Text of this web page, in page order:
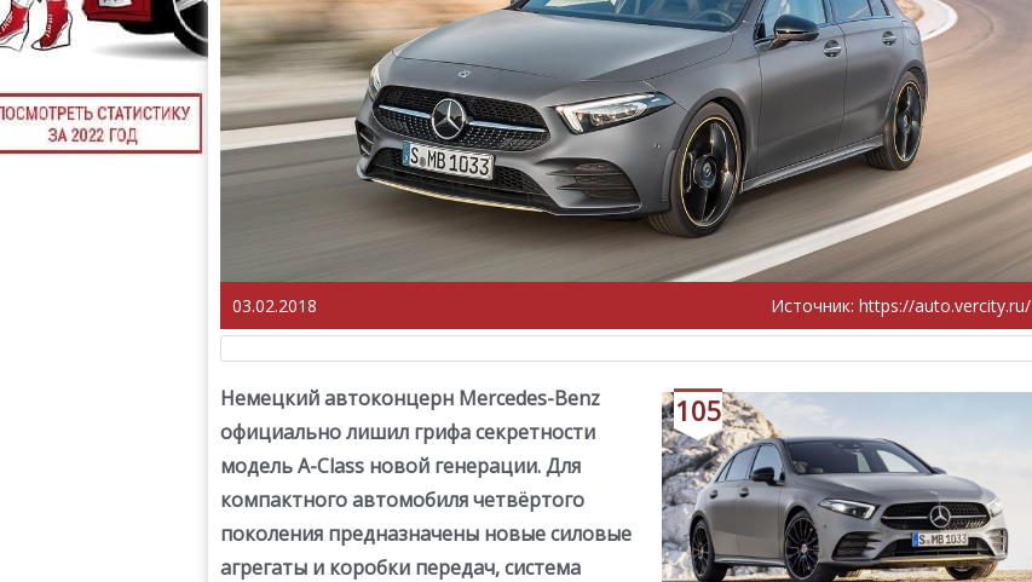
03.02.2018 Источник: https://auto.vercity.ru/
105
Немецкий автоконцерн Mercedes-Benz
официально лишил грифа секретности
модель A-Class новой генерации. Для
компактного автомобиля четвёртого
поколения предназначены новые силовые
агрегаты и коробки передач, система